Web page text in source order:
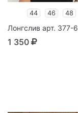
44 46 48
Лонгслив арт. 377-6
1 350